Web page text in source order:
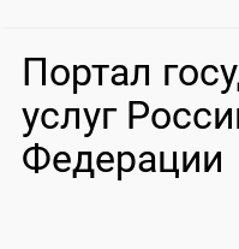
Портал
услуг
Федерации